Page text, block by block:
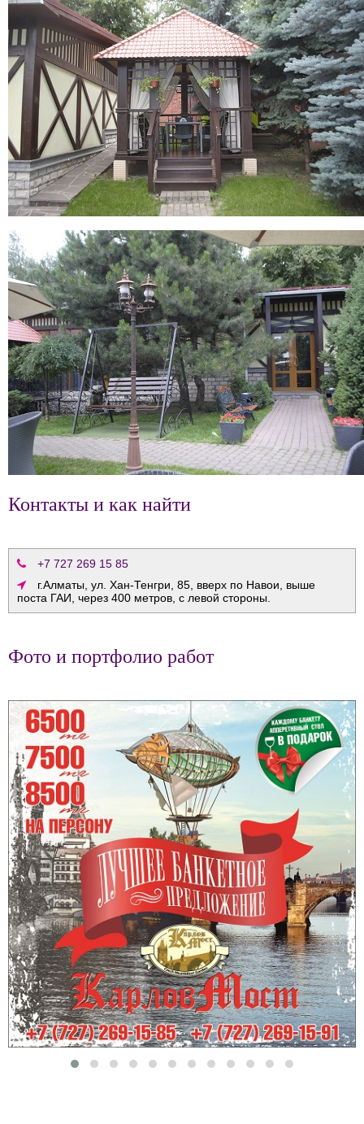
Контакты и как найти
+7 727 269 15 85
г.Алматы, ул. Хан-Тенгри, 85, вверх по Навои, выше
поста ГАИ, через 400 метров, с левой стороны.
Фото и портфолио работ